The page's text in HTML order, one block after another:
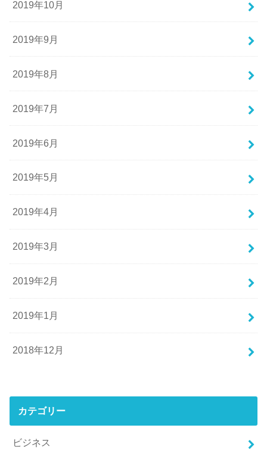
2019年10月
2019年9月
2019年8月
2019年7月
2019年6月
2019年5月
2019年4月
2019年3月
2019年2月
2019年1月
2018年12月
カテゴリー
ビジネス